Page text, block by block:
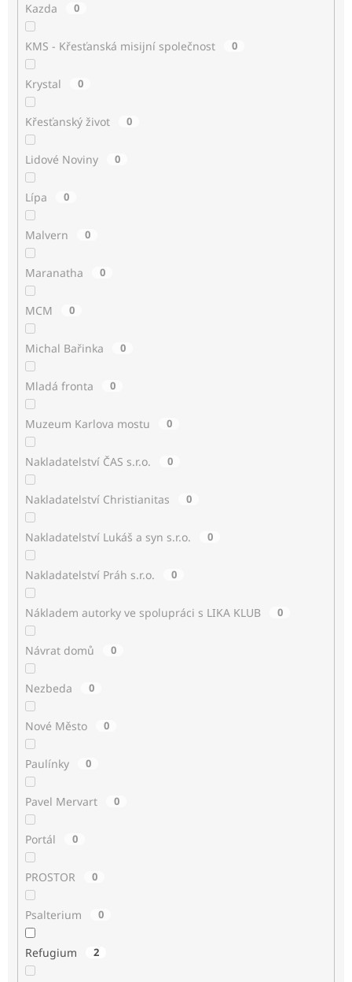
Kazda 0
KMS - Křesťanská misijní společnost 0
Krystal 0
Křesťanský život 0
Lidové Noviny 0
Lípa 0
Malvern 0
Maranatha 0
MCM 0
Michal Bařinka 0
Mladá fronta 0
Muzeum Karlova mostu 0
Nakladatelství ČAS s.r.o. 0
Nakladatelství Christianitas 0
Nakladatelství Lukáš a syn s.r.o. 0
Nakladatelství Práh s.r.o. 0
Nákladem autorky ve spolupráci s LIKA KLUB 0
Návrat domů 0
Nezbeda 0
Nové Město 0
Paulínky 0
Pavel Mervart 0
Portál 0
PROSTOR 0
Psalterium 0
Refugium 2